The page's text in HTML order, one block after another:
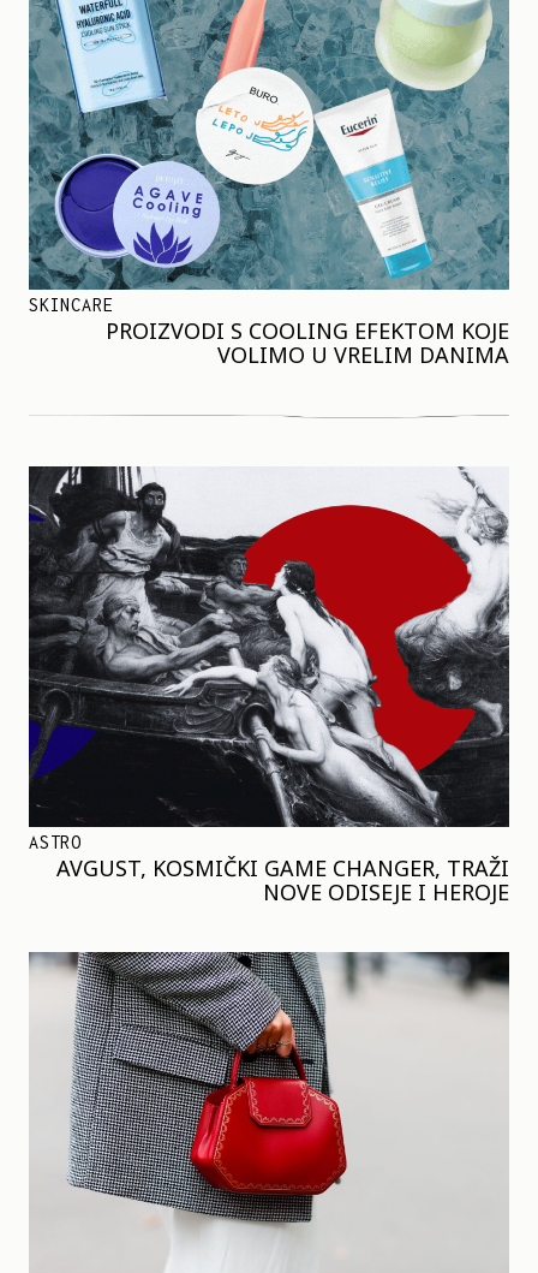
SKINCARE
PROIZVODI S COOLING EFEKTOM KOJE
VOLIMO U VRELIM DANIMA
ASTRO
AVGUST, KOSMIČKI GAME CHANGER, TRAŽI
NOVE ODISEJE I HEROJE